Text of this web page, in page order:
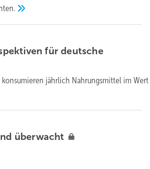
für deutsche
jährlich Nahrungsmittel im Wert
überwacht